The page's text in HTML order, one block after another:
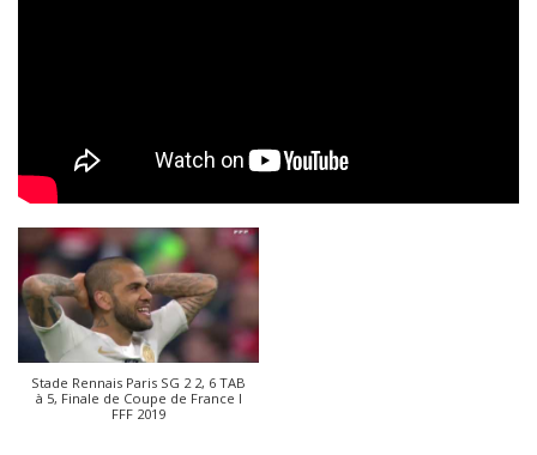
Stade Rennais Paris SG 2 2, 6 TAB
à 5, Finale de Coupe de France I
FFF 2019